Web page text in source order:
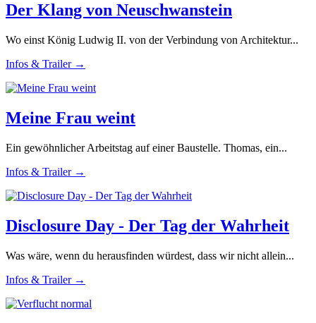
Der Klang von Neuschwanstein
Wo einst König Ludwig II. von der Verbindung von Architektur...
Infos & Trailer →
Meine Frau weint
Ein gewöhnlicher Arbeitstag auf einer Baustelle. Thomas, ein...
Infos & Trailer →
Disclosure Day - Der Tag der Wahrheit
Was wäre, wenn du herausfinden würdest, dass wir nicht allein...
Infos & Trailer →